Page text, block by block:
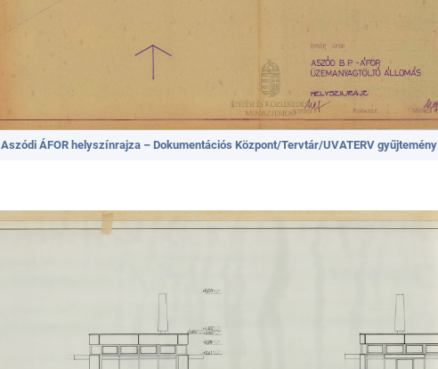
Aszódi ÁFOR helyszínrajza – Dokumentációs Központ/Tervtár/UVATERV gyűjtemény